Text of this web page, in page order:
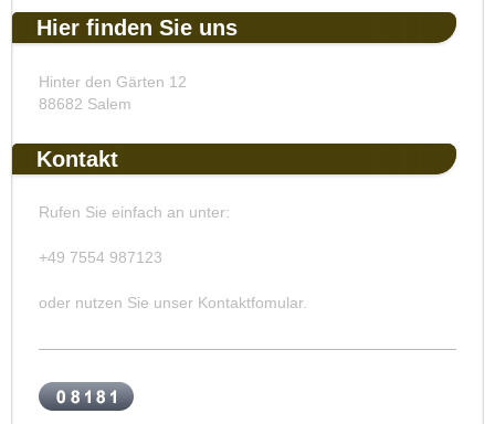
Hier finden Sie uns
Hinter den Gärten 12
88682 Salem
Kontakt
Rufen Sie einfach an unter:
+49 7554 987123
oder nutzen Sie unser Kontaktfomular.